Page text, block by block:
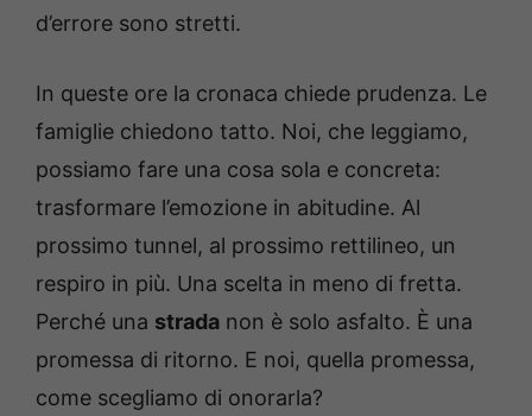
d’errore sono stretti.
In queste ore la cronaca chiede prudenza. Le
famiglie chiedono tatto. Noi, che leggiamo,
possiamo fare una cosa sola e concreta:
trasformare l’emozione in abitudine. Al
prossimo tunnel, al prossimo rettilineo, un
respiro in più. Una scelta in meno di fretta.
Perché una strada non è solo asfalto. È una
promessa di ritorno. E noi, quella promessa,
come scegliamo di onorarla?